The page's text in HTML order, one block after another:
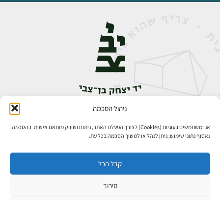
ניהול הסכמה
אנו משתמשים בעוגיות (Cookies) לצורך הפעלת האתר, ניתוח ושיווק מותאם אישית. בהסכמה,
נאסוף נתוני שימוש; ניתן לנהל או למשוך הסכמה בכל עת.
קבל הכל
סירוב
אבן גבירול 14, רחביה, ירושלים